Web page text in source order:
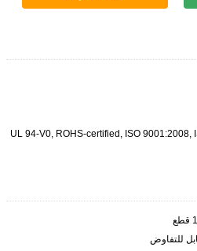
UL 94-V0, ROHS-certified, ISO 9001:2008,
للتفاوض